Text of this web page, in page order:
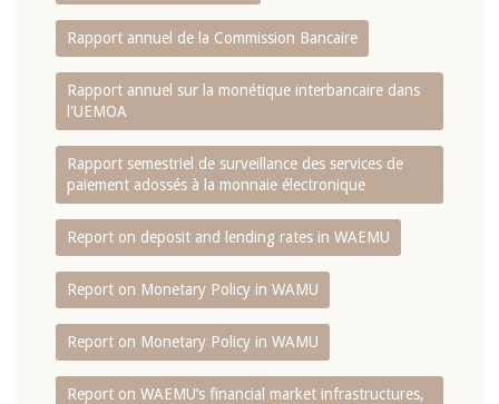
Rapport annuel de la Commission Bancaire
Rapport annuel sur la monétique interbancaire dans
l'UEMOA
Rapport semestriel de surveillance des services de
paiement adossés à la monnaie électronique
Report on deposit and lending rates in WAEMU
Report on Monetary Policy in WAMU
Report on Monetary Policy in WAMU
Report on WAEMU’s financial market infrastructures,